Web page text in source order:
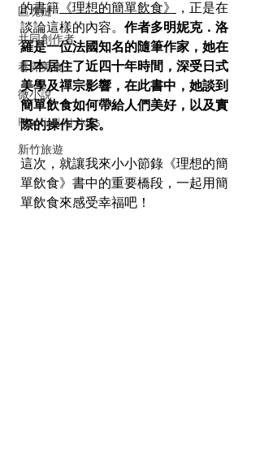
區塊鏈
共同創作者
巷弄美食
微小說
Practical AI skills
新竹旅遊
的書籍《理想的簡單飲食》 ，正是在
談論這樣的內容。 作者多明妮克．洛
羅是一位法國知名的隨筆作家，她在
日本居住了近四十年時間，深受日式
美學及禪宗影響，在此書中，她談到
簡單飲食如何帶給人們美好，以及實
際的操作方案。
這次，就讓我來小小節錄《理想的簡
單飲食》書中的重要橋段，一起用簡
單飲食來感受幸福吧！